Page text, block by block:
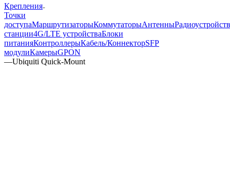
Крепления
Точки
доступаМаршрутизаторыКоммутаторыАнтенны
станции4G/LTE устройстваБлоки
питанияКонтроллерыКабель/КоннекторSFP
модулиКамерыGPON
—Ubiquiti Quick-Mount